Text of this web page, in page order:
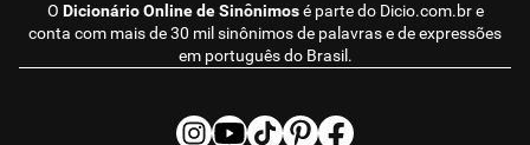
O Dicionário Online de Sinônimosé parte do Dicio.com.bre
conta com mais de 30 mil sinônimos de palavras e de expressões
em português do Brasil.